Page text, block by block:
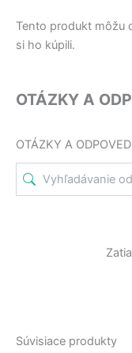
Tento produkt môžu
si ho kúpili.
OTÁZKY A
OTÁZKY A
Súvisiace produkty